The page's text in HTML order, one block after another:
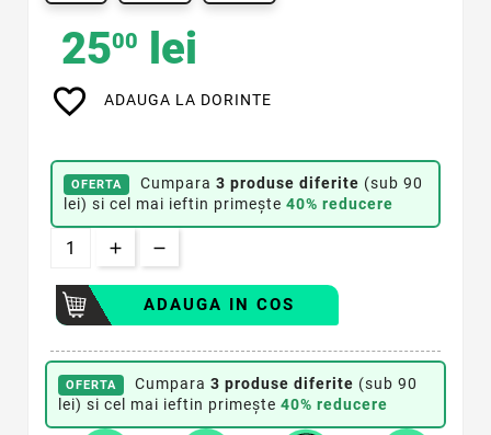
2500 lei
favorite_border ADAUGA LA DORINTE
OFERTA Cumpara 3 produse diferite (sub 90
lei) si cel mai ieftin primește 40% reducere
ADAUGA IN COS
OFERTA Cumpara 3 produse diferite (sub 90
lei) si cel mai ieftin primește 40% reducere